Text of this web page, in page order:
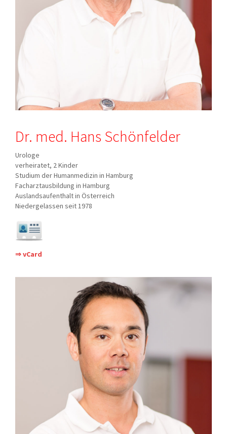
Dr. med. Hans Schönfelder
Urologe
verheiratet, 2 Kinder
Studium der Humanmedizin in Hamburg
Facharztausbildung in Hamburg
Auslandsaufenthalt in Österreich
Niedergelassen seit 1978
⇒ vCard